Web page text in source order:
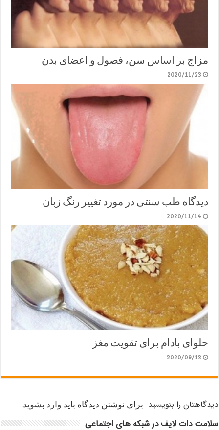
مزاج بر اساس سن، فصول و اعضای بدن
2020/11/23
دیدگاه طب سنتی در مورد تغییر رنگ زبان
2020/11/14
حلوای بادام برای تقویت مغز
2020/09/13
دیدگاهتان را بنویسید برای نوشتن دیدگاه باید وارد بشوید.
سلامت دات لایف در شبکه های اجتماعی